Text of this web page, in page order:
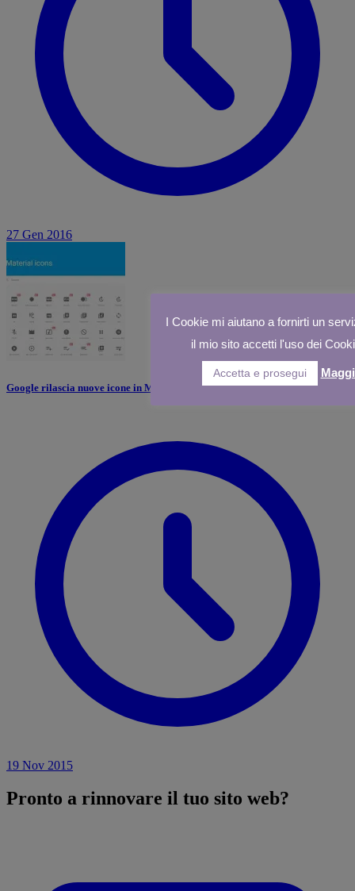
27 Gen 2016
Google rilascia nuove icone in Material Design
19 Nov 2015
Pronto a rinnovare il tuo sito web?
I Cookie mi aiutano a fornirti un
il mio sito accetti l'uso dei
Accetta e prosegui